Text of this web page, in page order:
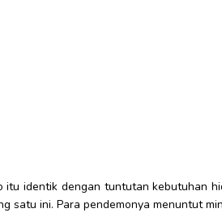
itu identik dengan tuntutan kebutuhan
satu ini. Para pendemonya menuntut